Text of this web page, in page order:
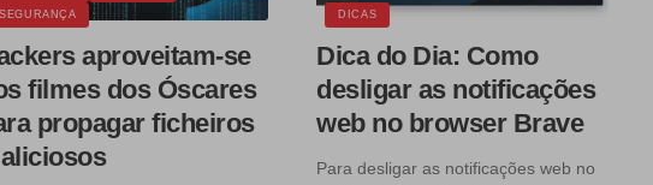
SEGURANÇA
aproveitam-se
filmes dos Óscares
propagar ficheiros
DICAS
Dica do Dia: Como
desligar as notificações
web no browser Brave
Para desligar as notificações web no